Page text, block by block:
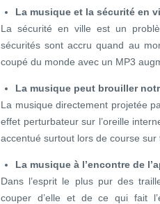
La musique et la sécurité en
La sécurité en ville est un
sécurités sont accru quand au
coupé du monde avec un MP3
La musique peut brouiller
La musique directement projetée
effet perturbateur sur l’oreille
accentué surtout lors de course
La musique à l’encontre de
Dans l’esprit le plus pur des
couper d’elle et de ce qui fait